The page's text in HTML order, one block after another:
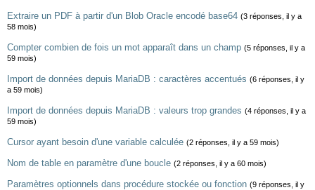
Extraire un PDF à partir d'un Blob Oracle encodé base64 (3 réponses, il y a
58 mois)
Compter combien de fois un mot apparaît dans un champ (5 réponses, il y a
59 mois)
Import de données depuis MariaDB : caractères accentués (6 réponses, il y
a 59 mois)
Import de données depuis MariaDB : valeurs trop grandes (4 réponses, il y a
59 mois)
Cursor ayant besoin d'une variable calculée (2 réponses, il y a 59 mois)
Nom de table en paramètre d'une boucle (2 réponses, il y a 60 mois)
Paramètres optionnels dans procédure stockée ou fonction (9 réponses, il y